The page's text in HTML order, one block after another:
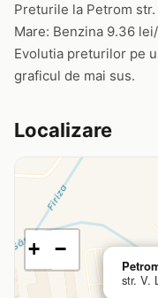
Preturile la Petrom
Mare: Benzina 9.36
Evolutia preturilor pe
graficul de mai sus.
Localizare
str. V.
+ −